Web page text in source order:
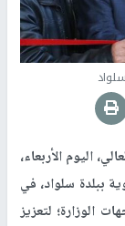
اليوم الأربعاء،
ببلدة سلواد، في
الوزارة؛ لتعزيز